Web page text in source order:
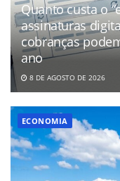
Quanto custa o
assinaturas
cobranças
ano
8 DE AGOSTO DE 2026
ECONOMIA